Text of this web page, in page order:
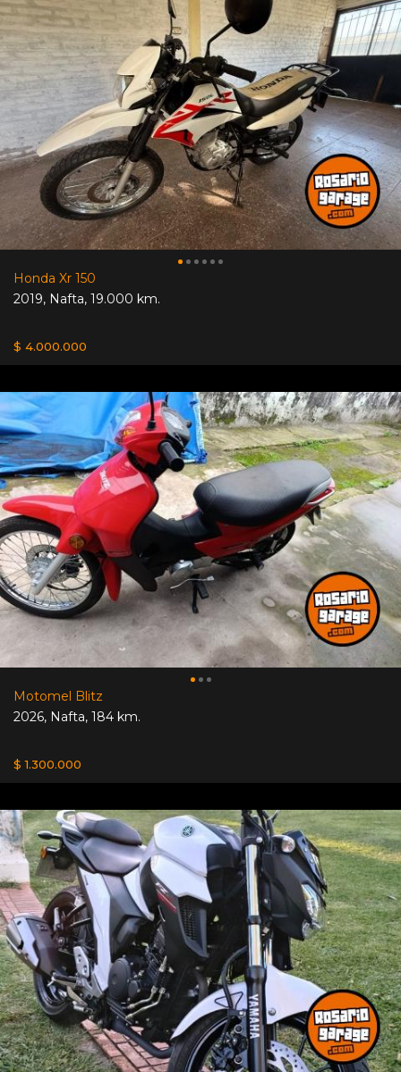
Honda Xr 150
2019, Nafta, 19.000 km.
$ 4.000.000
Motomel Blitz
2026, Nafta, 184 km.
$ 1.300.000